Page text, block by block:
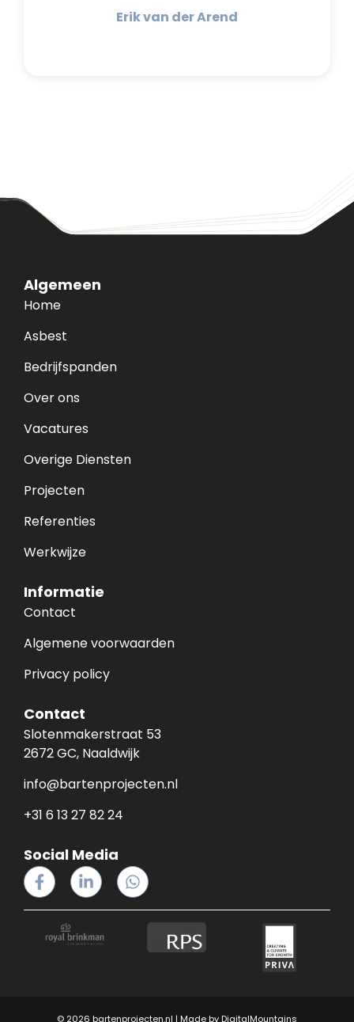
Erik van der Arend
Algemeen
Home
Asbest
Bedrijfspanden
Over ons
Vacatures
Overige Diensten
Projecten
Referenties
Werkwijze
Informatie
Contact
Algemene voorwaarden
Privacy policy
Contact
Slotenmakerstraat 53
2672 GC, Naaldwijk
info@bartenprojecten.nl
+31 6 13 27 82 24
Social Media
© 2026 bartenprojecten.nl | Made by DigitalMountains